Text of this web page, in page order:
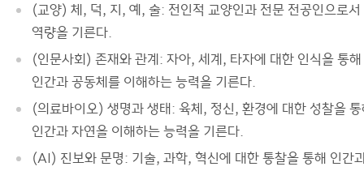
(교양) 체, 덕, 지, 예, 술: 전인적 교양인과 전문 전공인으로서
역량을 기른다.
(인문사회) 존재와 관계: 자아, 세계, 타자에 대한 인식을 통해
인간과 공동체를 이해하는 능력을 기른다.
(의료바이오) 생명과 생태: 육체, 정신, 환경에 대한 성찰을
인간과 자연을 이해하는 능력을 기른다.
(AI) 진보와 문명: 기술, 과학, 혁신에 대한 통찰을 통해 인간